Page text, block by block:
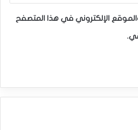
الإلكتروني في هذا المتصفح